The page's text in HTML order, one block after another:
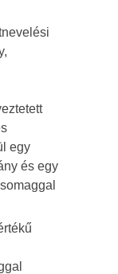
egy
és egy